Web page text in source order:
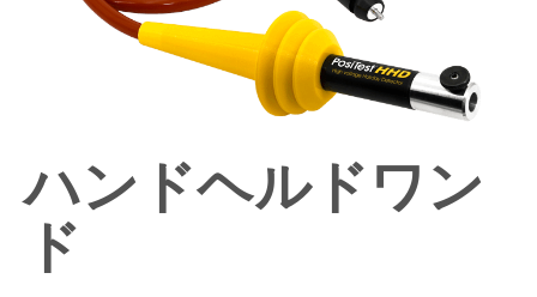
ハンドヘルドワン
ド